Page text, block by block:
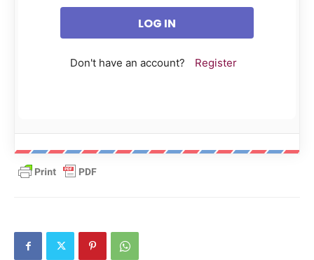
Don't have an account? Register